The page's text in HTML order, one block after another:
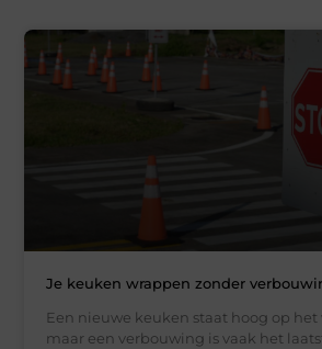
Je keuken wrappen zonder
Een nieuwe keuken staat hoog op het
maar een verbouwing is vaak het